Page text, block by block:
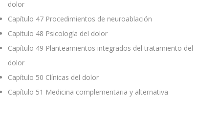
dolor
Capítulo 47 Procedimientos de neuroablación
Capítulo 48 Psicología del dolor
Capítulo 49 Planteamientos integrados del tratamiento del
dolor
Capítulo 50 Clínicas del dolor
Capítulo 51 Medicina complementaria y alternativa